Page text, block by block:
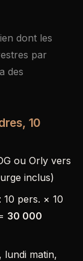
dont les
par
des
10
ou Orly vers
inclus)
10 pers. × 10
30 000
lundi matin,